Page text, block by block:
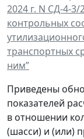
2024 г. N СД-4-
контрольных
транспортных
ним”
Приведены
показателей
в отношении
(шасси) и (или)